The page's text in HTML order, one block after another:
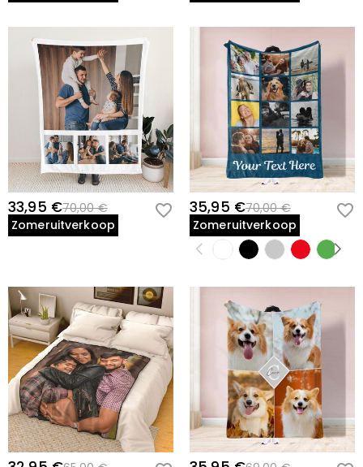
33,95 €70,00 €
Zomeruitverkoop
35,95 €70,00 €
Zomeruitverkoop